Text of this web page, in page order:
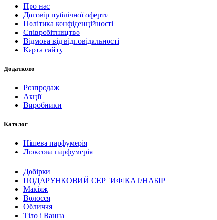
Про нас
Договір публічної оферти
Політика конфіденційності
Співробітництво
Відмова від відповідальності
Карта сайту
Додатково
Розпродаж
Акції
Виробники
Каталог
Нішева парфумерія
Люксова парфумерія
Добірки
ПОДАРУНКОВИЙ СЕРТИФІКАТ/НАБІР
Макіяж
Волосся
Обличчя
Тіло і Ванна